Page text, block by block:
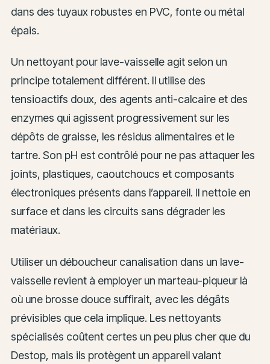
dans des tuyaux robustes en PVC, fonte ou métal
épais.
Un nettoyant pour lave-vaisselle agit selon un
principe totalement différent. Il utilise des
tensioactifs doux, des agents anti-calcaire et des
enzymes qui agissent progressivement sur les
dépôts de graisse, les résidus alimentaires et le
tartre. Son pH est contrôlé pour ne pas attaquer les
joints, plastiques, caoutchoucs et composants
électroniques présents dans l’appareil. Il nettoie en
surface et dans les circuits sans dégrader les
matériaux.
Utiliser un déboucheur canalisation dans un lave-
vaisselle revient à employer un marteau-piqueur là
où une brosse douce suffirait, avec les dégâts
prévisibles que cela implique. Les nettoyants
spécialisés coûtent certes un peu plus cher que du
Destop, mais ils protègent un appareil valant